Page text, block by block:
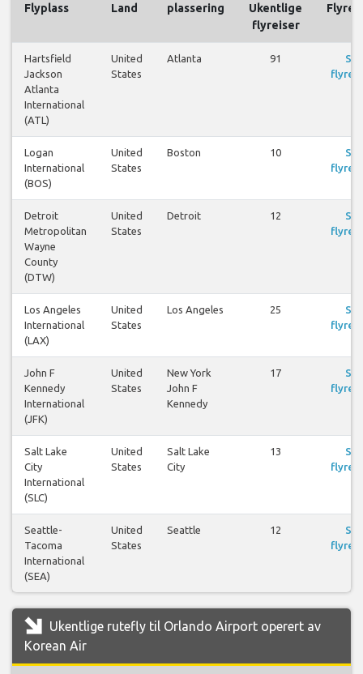
Flyplass Land plassering
Ukentlige
flyreiser
Hartsfield
Jackson
Atlanta
International
(ATL)
United
States
Atlanta 91
Se
Logan
International
(BOS)
United
States
Boston 10
Se
Detroit
Metropolitan
Wayne
County
(DTW)
United
States
Detroit 12
Se
Los Angeles
International
(LAX)
United
States
Los Angeles 25
Se
John F
Kennedy
International
(JFK)
United
States
New York
John F
Kennedy
17
Se
Salt Lake
City
International
(SLC)
United
States
Salt Lake
City
13
Se
Seattle-
Tacoma
International
(SEA)
United
States
Seattle 12
Se
Ukentlige rutefly til Orlando Airport operert av
Korean Air